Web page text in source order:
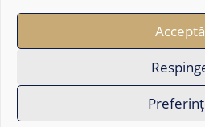
Acceptă
Argumentele și punctele de
îi reprezintă exclusiv pe autorii
necesar opinia redacției
Copyright